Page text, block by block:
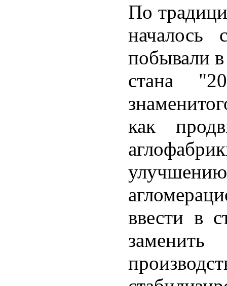
По
побывали
стана
как
улучшению
ввести в